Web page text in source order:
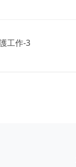
工作-3